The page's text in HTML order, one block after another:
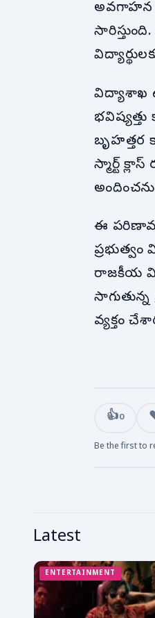
అవగాహన
విద్యాశాఖ
బృహత్తర
స్మార్ట్
ఈ
రాజకీయ
వ్యక్తం
👍0
Be the first to
Latest
ENTERTAINMENT